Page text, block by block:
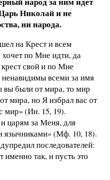
Николай и не
ни народа.
на Крест и всем
хочет по Мне идти, да
свой и по Мне
всеми за имя
были от мира, то мир
мира, но Я избрал вас от
мир» (Ин. 15, 19).
царям за Меня, для
язычниками» (Мф. 10, 18).
последователей:
именно так, и пусть это